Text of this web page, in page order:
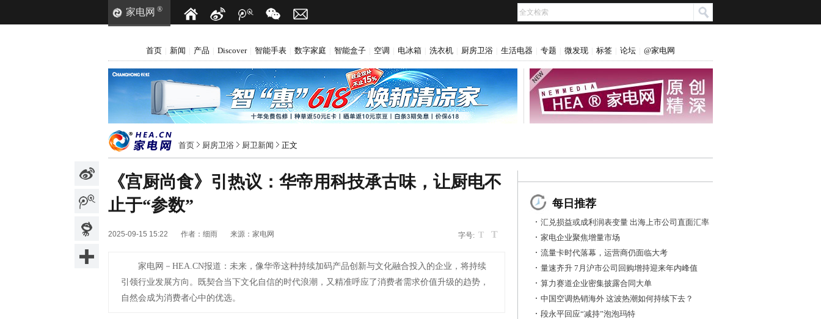
家电网 ®
首页 新闻 产品 Discover 智能手表 数字家庭 智能盒子 空调 电冰箱 洗衣机 厨房卫浴 生活电器 专题 微发现 标签 论坛 @家电网
首页 厨房卫浴 厨卫新闻 正文
《宫厨尚食》引热议：华帝用科技承古味，让厨电不
止于“参数”
字号: T T
2025-09-15 15:22 作者： 细雨 来源： 家电网
家电网－HEA.CN报道： 未来，像华帝这种持续加码产品创新与文化融合投入的企业，将持续
引领行业发展方向。既契合当下文化自信的时代浪潮，又精准呼应了消费者需求价值升级的趋势，
自然会成为消费者心中的优选。
每日推荐
汇兑损益或成利润表变量 出海上市公司直面汇率
风控大考
家电企业聚焦增量市场
流量卡时代落幕，运营商仍面临大考
量速齐升 7月沪市公司回购增持迎来年内峰值
算力赛道企业密集披露合同大单
中国空调热销海外 这波热潮如何持续下去？
段永平回应“减持”泡泡玛特